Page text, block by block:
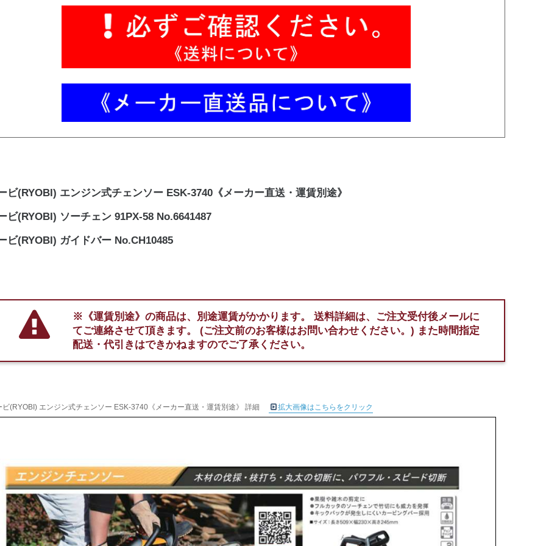
ビ(RYOBI) エンジン式チェンソー ESK-3740《メーカー直送・運賃別途》
ビ(RYOBI) ソーチェン 91PX-58 No.6641487
ビ(RYOBI) ガイドバー No.CH10485
※《運賃別途》の商品は、別途運賃がかかります。
送料詳細は、ご注文受付後メールに
てご連絡させて頂きます。
(ご注文前のお客様はお問い合わせください。) また時間指定
配送・代引きはできかねますのでご了承ください。
ビ(RYOBI) エンジン式チェンソー ESK-3740《メーカー直送・運賃別途》 詳細 拡大画像はこちらをクリック